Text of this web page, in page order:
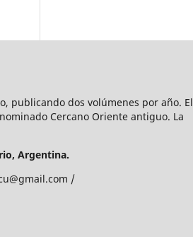
publicando dos volúmenes por año. El
Cercano Oriente antiguo. La
Argentina.
/